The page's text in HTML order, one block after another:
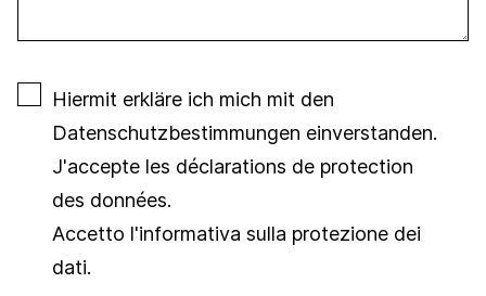
Hiermit erkläre ich mich mit den
Datenschutzbestimmungen einverstanden.
J'accepte les déclarations de protection
des données.
Accetto l'informativa sulla protezione dei
dati.